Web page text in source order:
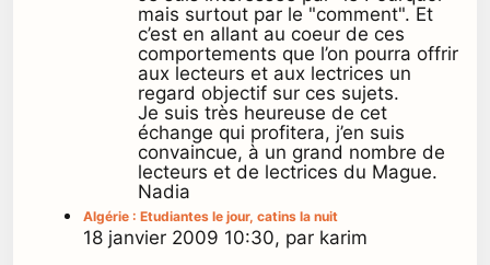
mais surtout par le "comment". Et
c’est en allant au coeur de ces
comportements que l’on pourra offrir
aux lecteurs et aux lectrices un
regard objectif sur ces sujets.
Je suis très heureuse de cet
échange qui profitera, j’en suis
convaincue, à un grand nombre de
lecteurs et de lectrices du Mague.
Nadia
Algérie : Etudiantes le jour, catins la nuit
18 janvier 2009 10:30, par karim